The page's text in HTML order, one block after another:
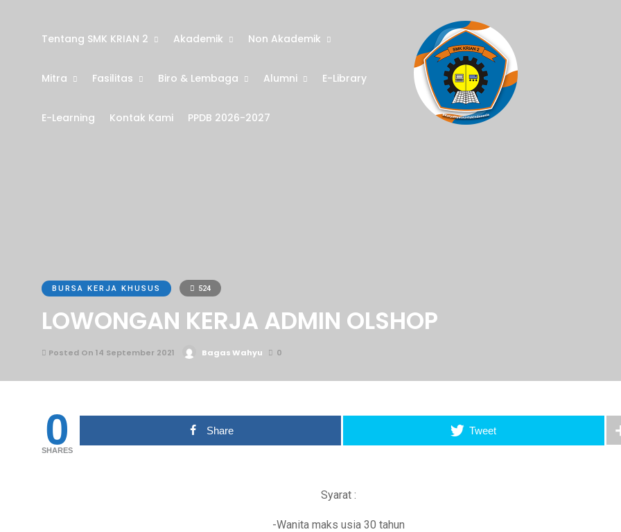
Tentang SMK KRIAN 2 Akademik Non Akademik
Mitra Fasilitas Biro & Lembaga Alumni E-Library
E-Learning Kontak Kami PPDB 2026-2027
BURSA KERJA KHUSUS 524
LOWONGAN KERJA ADMIN OLSHOP
Posted On 14 September 2021 Bagas Wahyu 0
0
SHARES
Share Tweet
Syarat :
-Wanita maks usia 30 tahun